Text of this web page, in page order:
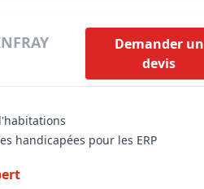
Demander un
devis
handicapées pour les ERP